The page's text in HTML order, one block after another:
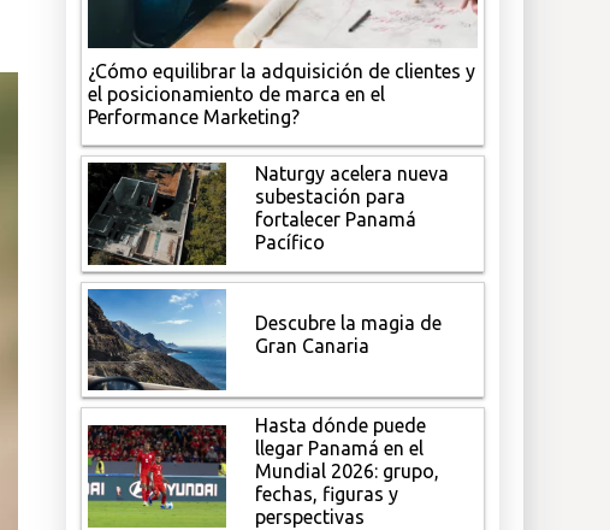
¿Cómo equilibrar la adquisición de clientes y
el posicionamiento de marca en el
Performance Marketing?
Naturgy acelera nueva
subestación para
fortalecer Panamá
Pacífico
Descubre la magia de
Gran Canaria
Hasta dónde puede
llegar Panamá en el
Mundial 2026: grupo,
fechas, figuras y
perspectivas